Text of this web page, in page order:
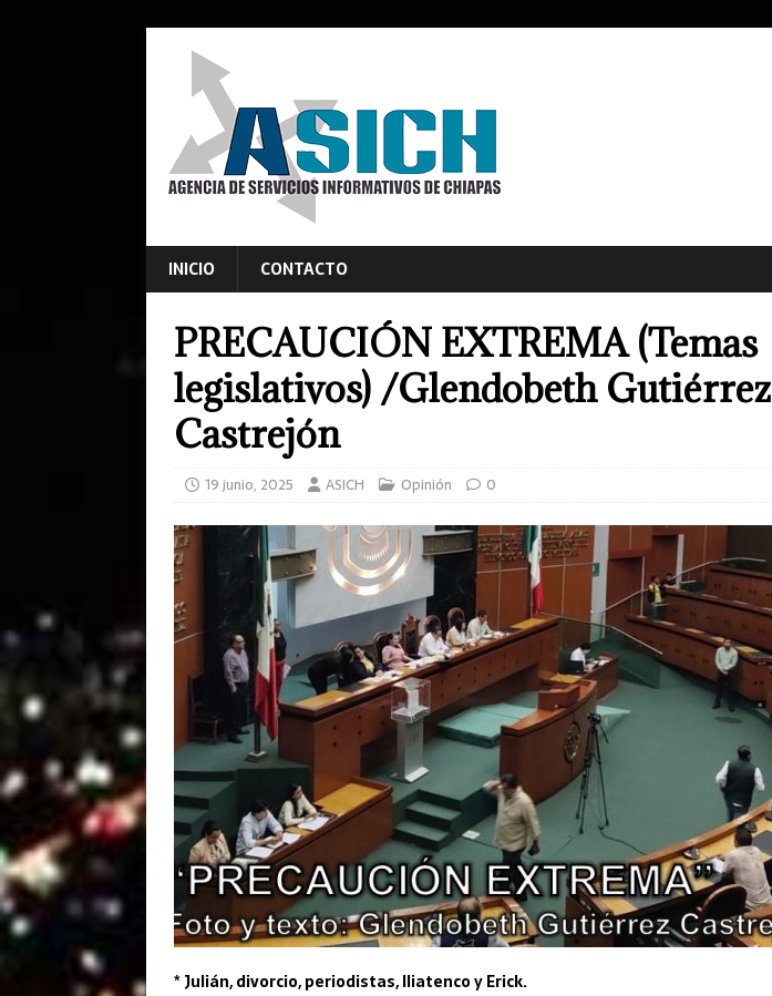
INICIO CONTACTO
PRECAUCIÓN EXTREMA (Temas
legislativos) /Glendobeth Gutiérrez
Castrejón
19 junio, 2025 ASICH Opinión 0
* Julián, divorcio, periodistas, Iliatenco y Erick.